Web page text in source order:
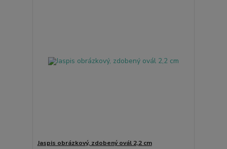
Jaspis obrázkový, zdobený ovál 2,2 cm